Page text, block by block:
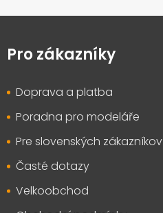
pPro zákazníky
Doprava a platba
Poradna pro modeláře
Pre slovenských zákazníkov
Časté dotazy
Velkoobchod